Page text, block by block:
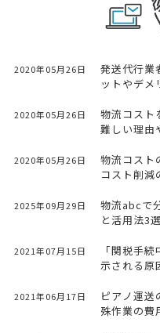
2020年05月26日
発送代行業
ットやデメ
2020年05月26日
物流コスト
難しい理由
2020年05月26日
物流コスト
コスト削減
2025年09月29日
物流abcで
と活用法3
2021年07月15日
「関税手
示される原
2021年06月17日
ピアノ運送
殊作業の費